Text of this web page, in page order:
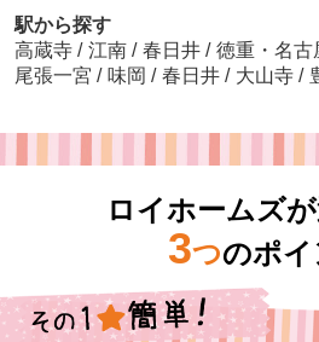
駅から探す
高蔵寺 / 江南 / 春日井 / 徳重・名古
尾張一宮 / 味岡 / 春日井 / 大山寺 /
ロイホームズ
3つのポイ